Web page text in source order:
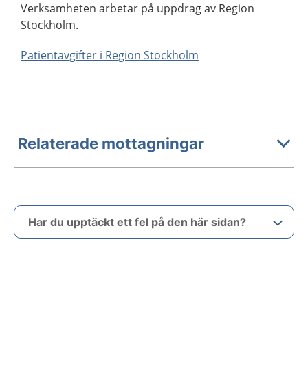
Verksamheten arbetar på uppdrag av Region
Stockholm.
Patientavgifter i Region Stockholm
Relaterade mottagningar
Har du upptäckt ett fel på den här sidan?